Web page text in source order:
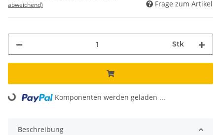
abweichend)
Frage zum Artikel
Stk
Loading... Komponenten werden geladen ...
Beschreibung